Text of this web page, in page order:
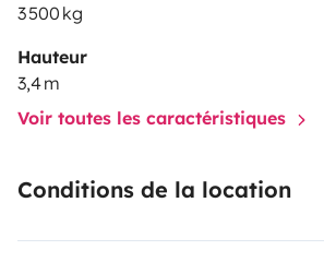
3 500 kg
Hauteur
3,4 m
Voir toutes les caractéristiques
Conditions de la location